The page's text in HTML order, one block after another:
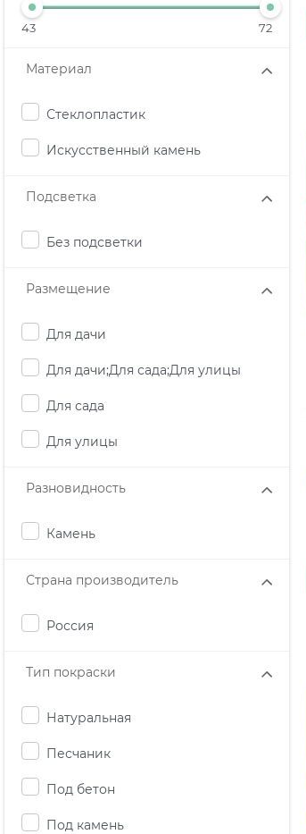
43 72
Материал
Стеклопластик
Искусственный камень
Подсветка
Без подсветки
Размещение
Для дачи
Для дачи;Для сада;Для улицы
Для сада
Для улицы
Разновидность
Камень
Страна производитель
Россия
Тип покраски
Натуральная
Песчаник
Под бетон
Под камень